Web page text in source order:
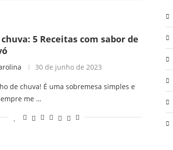
5 Receitas com sabor de
30 de junho de 2023
de chuva! É uma sobremesa simples e
me …